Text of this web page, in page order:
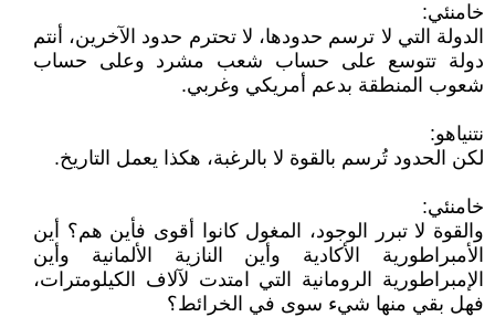
خامنئي:
الدولة التي لا ترسم حدودها، لا تحترم حدود الآخرين، أنتم
دولة تتوسع على حساب شعب مشرد وعلى حساب
شعوب المنطقة بدعم أمريكي وغربي.
نتنياهو:
لكن الحدود تُرسم بالقوة لا بالرغبة، هكذا يعمل التاريخ.
خامنئي:
والقوة لا تبرر الوجود، المغول كانوا أقوى فأين هم؟ أين
الأمبراطورية الأكادية وأين النازية الألمانية وأين
الإمبراطورية الرومانية التي امتدت لآلاف الكيلومترات،
فهل بقي منها شيء سوى في الخرائط؟